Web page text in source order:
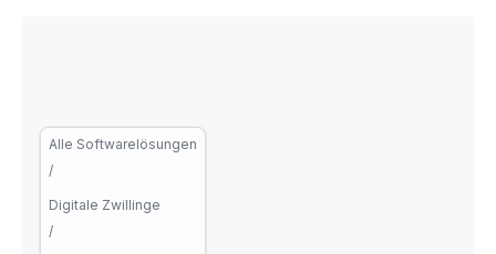
Alle Softwarelösungen
/
Digitale Zwillinge
/